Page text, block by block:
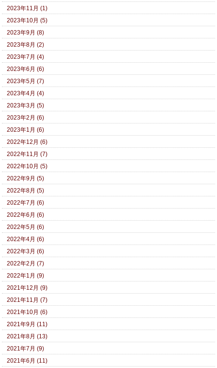
2023年11月 (1)
2023年10月 (5)
2023年9月 (8)
2023年8月 (2)
2023年7月 (4)
2023年6月 (6)
2023年5月 (7)
2023年4月 (4)
2023年3月 (5)
2023年2月 (6)
2023年1月 (6)
2022年12月 (6)
2022年11月 (7)
2022年10月 (5)
2022年9月 (5)
2022年8月 (5)
2022年7月 (6)
2022年6月 (6)
2022年5月 (6)
2022年4月 (6)
2022年3月 (6)
2022年2月 (7)
2022年1月 (9)
2021年12月 (9)
2021年11月 (7)
2021年10月 (6)
2021年9月 (11)
2021年8月 (13)
2021年7月 (9)
2021年6月 (11)